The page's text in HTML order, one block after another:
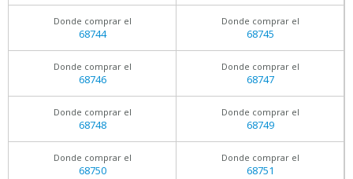
Donde comprar el
68744
Donde comprar el
68745
Donde comprar el
68746
Donde comprar el
68747
Donde comprar el
68748
Donde comprar el
68749
Donde comprar el
68750
Donde comprar el
68751